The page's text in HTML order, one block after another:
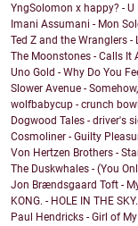
YngSolomon x happy? - U
Imani Assumani - Mon
Ted Z and the Wranglers -
The Moonstones - Calls It
Uno Gold - Why Do You
Slower Avenue -
wolfbabycup - crunch bowl
Dogwood Tales - driver's
Cosmoliner - Guilty
Von Hertzen Brothers -
The Duskwhales - (You
Jon Brændsgaard Toft -
KONG. - HOLE IN THE SKY.
Paul Hendricks - Girl of